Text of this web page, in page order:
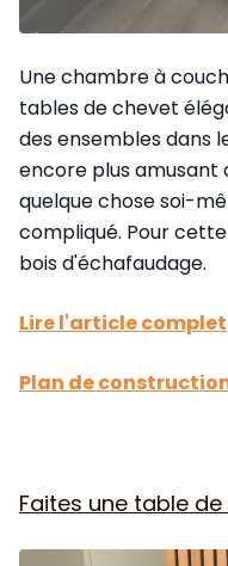
Une chambre à
tables de chevet
des ensembles dans
encore plus
quelque chose soi-
compliqué. Pour
bois d'échafaudage.
Lire l'article complet
Plan de
Faites une table